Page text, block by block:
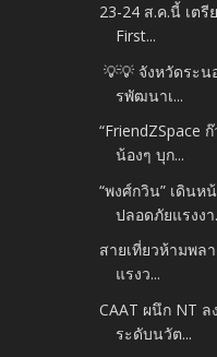
23-24 ส.ค.นี้ เต
First...
💡💡 จังหวัดระ
รพัฒนาเ...
“FriendZSpace
น้องๆ บุก...
“พงศ์กวิน” เดิน
ปลอดภัยแรงงา
สายเที่ยวห้ามพล
แรงว...
CAAT ผนึก NT
ระดับนวัต...